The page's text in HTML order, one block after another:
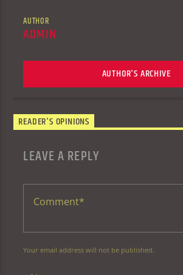
AUTHOR
ADMIN
AUTHOR'S ARCHIVE
READER'S OPINIONS
LEAVE A REPLY
Your email address will not be published.